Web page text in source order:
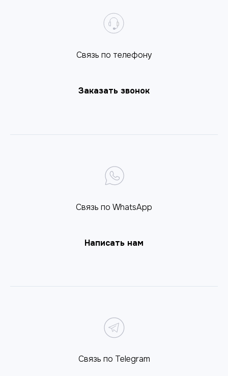
Cвязь по телефону
Заказать звонок
Связь по WhatsApp
Написать нам
Связь по Telegram